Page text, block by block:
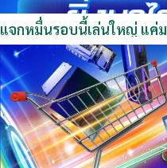
แจกหมื่นรอบนี้เล่นใหญ่ แค่